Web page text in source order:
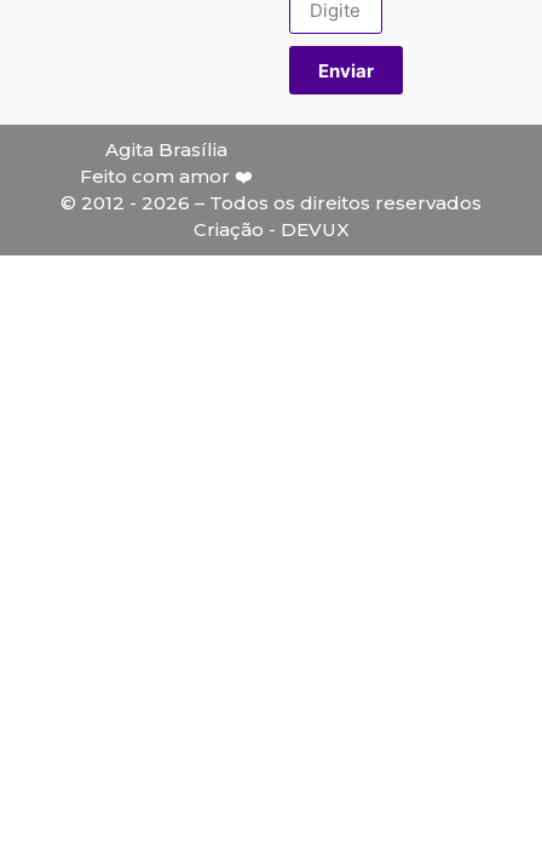
Enviar
Agita Brasília
Feito com amor ❤️
© 2012 - 2026 – Todos os direitos reservados
Criação - DEVUX